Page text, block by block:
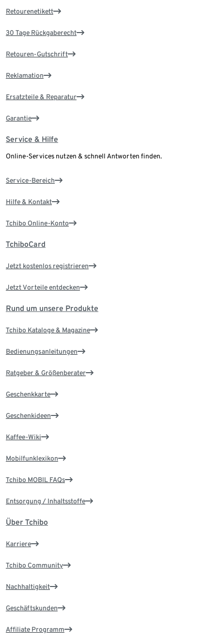
Retourenetikett
30 Tage Rückgaberecht
Retouren-Gutschrift
Reklamation
Ersatzteile & Reparatur
Garantie
Service & Hilfe
Online-Services nutzen & schnell Antworten finden.
Service-Bereich
Hilfe & Kontakt
Tchibo Online-Konto
TchiboCard
Jetzt kostenlos registrieren
Jetzt Vorteile entdecken
Rund um unsere Produkte
Tchibo Kataloge & Magazine
Bedienungsanleitungen
Ratgeber & Größenberater
Geschenkkarte
Geschenkideen
Kaffee-Wiki
Mobilfunklexikon
Tchibo MOBIL FAQs
Entsorgung / Inhaltsstoffe
Über Tchibo
Karriere
Tchibo Community
Nachhaltigkeit
Geschäftskunden
Affiliate Programm